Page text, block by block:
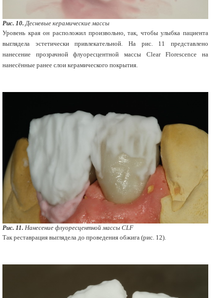
Рис. 10. Десневые керамические массы
Уровень края он расположил произвольно, так, чтобы улыбка пациента
выглядела эстетически привлекательной. На рис. 11 представлено
нанесение прозрачной флуоресцентной массы Clear Florescence на
нанесённые ранее слои керамического покрытия.
Рис. 11. Нанесение флуоресцентной массы CLF
Так реставрация выглядела до проведения обжига (рис. 12).